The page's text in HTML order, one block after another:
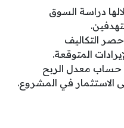
دراسة السوق
حصر التكاليف
المتوقعة.
حساب معدل الربح
الاستثمار في المشروع.